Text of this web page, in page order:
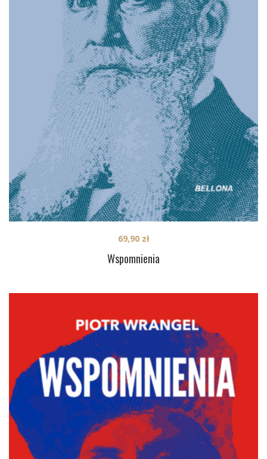
Wspomnienia
69,90 zł